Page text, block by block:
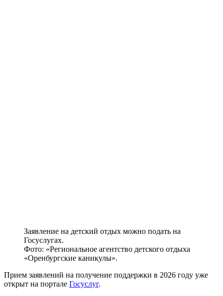
Заявление на детский отдых можно подать на
Госуслугах.
Фото: «Региональное агентство детского отдыха
«Оренбургские каникулы».
Прием заявлений на получение поддержки в 2026 году уже
открыт на портале Госуслуг.